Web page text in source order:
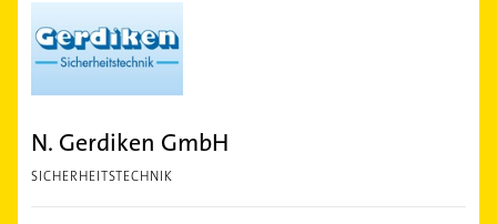
N. Gerdiken GmbH
SICHERHEITSTECHNIK